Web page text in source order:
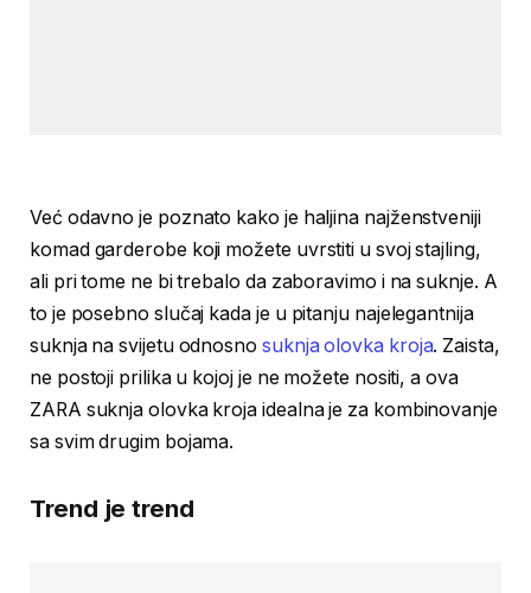
Već odavno je poznato kako je haljina najženstveniji
komad garderobe koji možete uvrstiti u svoj stajling,
ali pri tome ne bi trebalo da zaboravimo i na suknje. A
to je posebno slučaj kada je u pitanju najelegantnija
suknja na svijetu odnosno suknja olovka kroja. Zaista,
ne postoji prilika u kojoj je ne možete nositi, a ova
ZARA suknja olovka kroja idealna je za kombinovanje
sa svim drugim bojama.
Trend je trend